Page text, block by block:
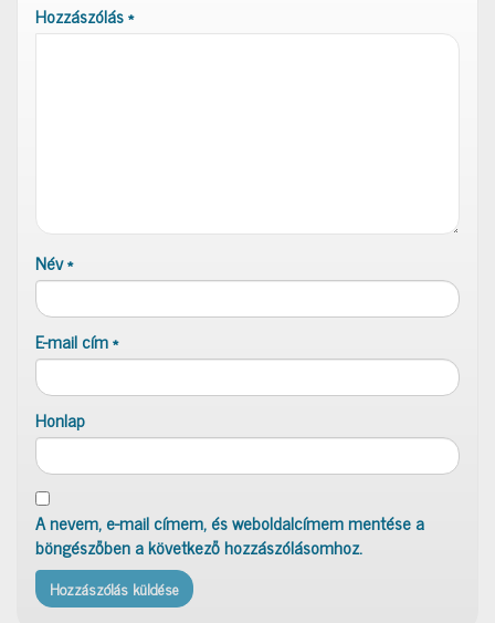
Hozzászólás*
Név*
E-mail cím*
Honlap
A nevem, e-mail címem, és weboldalcímem mentése a
böngészőben a következő hozzászólásomhoz.